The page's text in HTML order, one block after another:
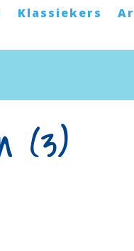
Klassiekers
(3)